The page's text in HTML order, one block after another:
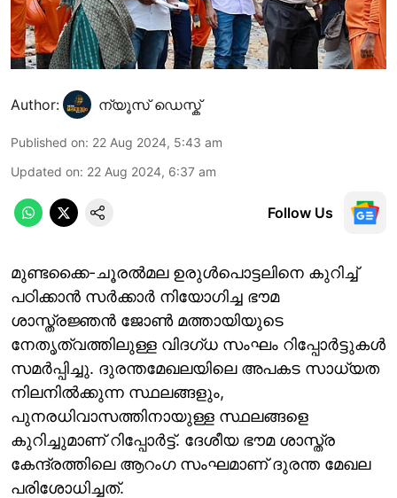
Author: ന്യൂസ് ഡെസ്ക്
Published on: 22 Aug 2024, 5:43 am
Updated on: 22 Aug 2024, 6:37 am
Follow Us
മുണ്ടക്കൈ-ചൂരൽമല ഉരുൾപൊട്ടലിനെ കുറിച്ച്
പഠിക്കാന്‍ സർക്കാർ നിയോഗിച്ച ഭൗമ
ശാസ്ത്രജ്ഞന്‍ ജോൺ മത്തായിയുടെ
നേതൃത്വത്തിലുള്ള വിദഗ്ധ സംഘം റിപ്പോർട്ടുകൾ
സമർപ്പിച്ചു. ദുരന്തമേഖലയിലെ അപകട സാധ്യത
നിലനിൽക്കുന്ന സ്ഥലങ്ങളും,
പുനരധിവാസത്തിനായുള്ള സ്ഥലങ്ങളെ
കുറിച്ചുമാണ് റിപ്പോർട്ട്‌. ദേശീയ ഭൗമ ശാസ്ത്ര
കേന്ദ്രത്തിലെ ആറംഗ സംഘമാണ് ദുരന്ത മേഖല
പരിശോധിച്ചത്.